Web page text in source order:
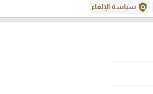
policy سياسة الإلغاء